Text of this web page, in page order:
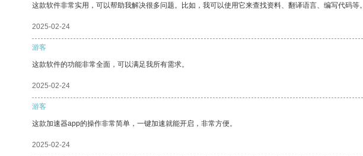
这款软件非常实用，可以帮助我解决很多问题。比如，我可以使用它来查找资料、翻译语言、编写代码等。
2025-02-24
游客
这款软件的功能非常全面，可以满足我所有需求。
2025-02-24
游客
这款加速器app的操作非常简单，一键加速就能开启，非常方便。
2025-02-24